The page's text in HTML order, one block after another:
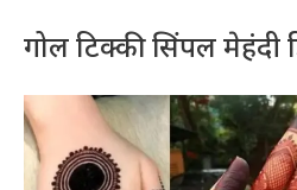
गोल टिक्की सिंपल मेहंदी